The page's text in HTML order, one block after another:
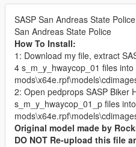
SASP San Andreas State
San Andreas State Police
How To Install:
1: Download my file, extract
4 s_m_y_hwaycop_01 files into
2: Open pedprops SASP Biker
s_m_y_hwaycop_01_p files into
Original model made by
DO NOT Re-upload this file